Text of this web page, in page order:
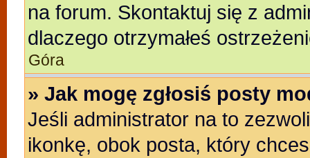
na forum. Skontaktuj się z
dlaczego otrzymałeś
Góra
» Jak mogę zgłosiś posty
Jeśli administrator na to
ikonkę, obok posta, który